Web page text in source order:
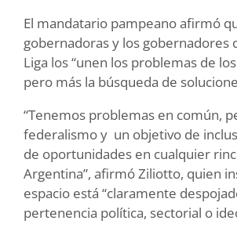
El mandatario pampeano afirmó
gobernadoras y los gobernadores
Liga los “unen los problemas de
pero más la búsqueda de
“Tenemos problemas en común,
federalismo y un objetivo de
de oportunidades en cualquier
Argentina”, afirmó Ziliotto, quien
espacio está “claramente
pertenencia política, sectorial o